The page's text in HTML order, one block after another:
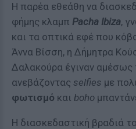
Η παρέα εθεάθη να
φήμης κλαμπ Pacha Ibiza,
και τα οπτικά εφέ που
Άννα Βίσση, η Δήμητρα
Δαλακούρα έγιναν αμέσως
ανεβάζοντας selfies με
φωτισμό και boho
Η διασκεδαστική βραδιά